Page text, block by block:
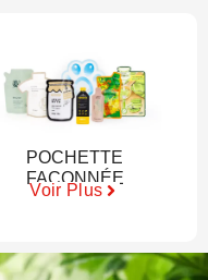
POCHETTE
FAÇONNÉE
Voir Plus